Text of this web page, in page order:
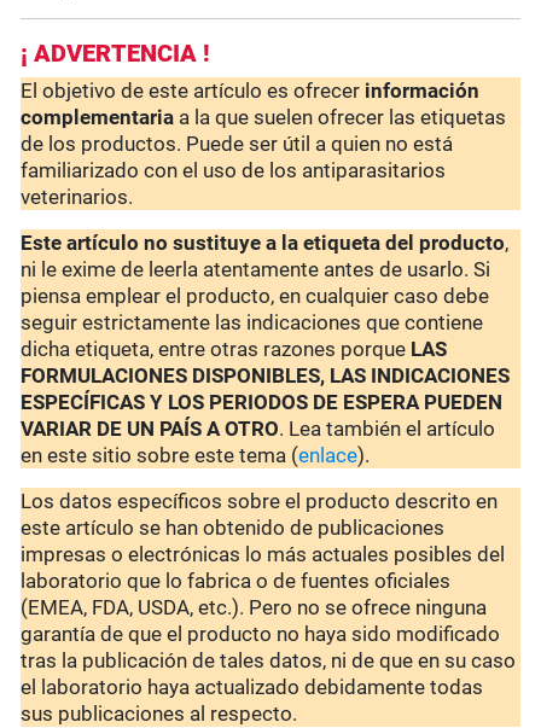
¡ ADVERTENCIA !
El objetivo de este artículo es ofrecer información
complementaria a la que suelen ofrecer las etiquetas
de los productos. Puede ser útil a quien no está
familiarizado con el uso de los antiparasitarios
veterinarios.
Este artículo no sustituye a la etiqueta del producto,
ni le exime de leerla atentamente antes de usarlo. Si
piensa emplear el producto, en cualquier caso debe
seguir estrictamente las indicaciones que contiene
dicha etiqueta, entre otras razones porque LAS
FORMULACIONES DISPONIBLES, LAS INDICACIONES
ESPECÍFICAS Y LOS PERIODOS DE ESPERA PUEDEN
VARIAR DE UN PAÍS A OTRO. Lea también el artículo
en este sitio sobre este tema (enlace).
Los datos específicos sobre el producto descrito en
este artículo se han obtenido de publicaciones
impresas o electrónicas lo más actuales posibles del
laboratorio que lo fabrica o de fuentes oficiales
(EMEA, FDA, USDA, etc.). Pero no se ofrece ninguna
garantía de que el producto no haya sido modificado
tras la publicación de tales datos, ni de que en su caso
el laboratorio haya actualizado debidamente todas
sus publicaciones al respecto.